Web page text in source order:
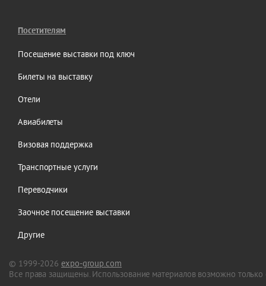
Посетителям
Посещение выставки под ключ
Билеты на выставку
Отели
Авиабилеты
Визовая поддержка
Транспортные услуги
Переводчики
Заочное посещение выставки
Другие
© 1999-2026 expo-group.com
Все права защищены. Использование материалов возможно